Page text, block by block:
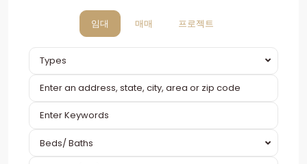
임대 매매 프로젝트
Types
Beds/ Baths